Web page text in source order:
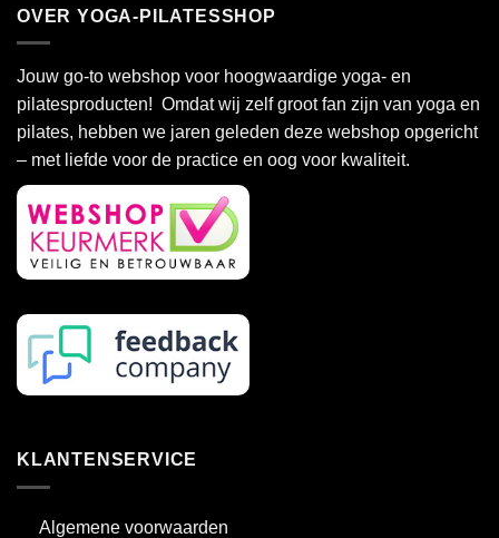
Deze
optie
gekozen
worden
OVER YOGA-PILATESSHOP
Jouw go-to webshop voor hoogwaardige yoga- en
pilatesproducten! Omdat wij zelf groot fan zijn van yoga en
pilates, hebben we jaren geleden deze webshop opgericht
– met liefde voor de practice en oog voor kwaliteit.
KLANTENSERVICE
Algemene voorwaarden